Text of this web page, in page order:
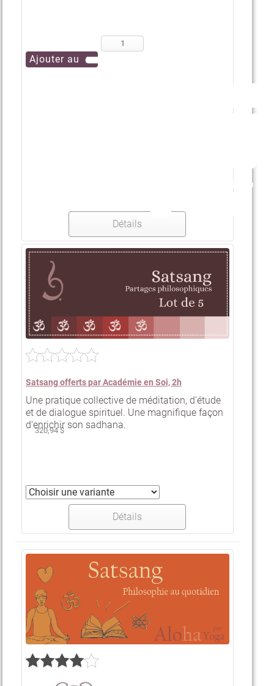
Détails
Satsang offerts par Académie en Soi, 2h
Une pratique collective de méditation, d'étude
et de dialogue spirituel. Une magnifique façon
d'enrichir son sadhana.
320,94 $
Détails